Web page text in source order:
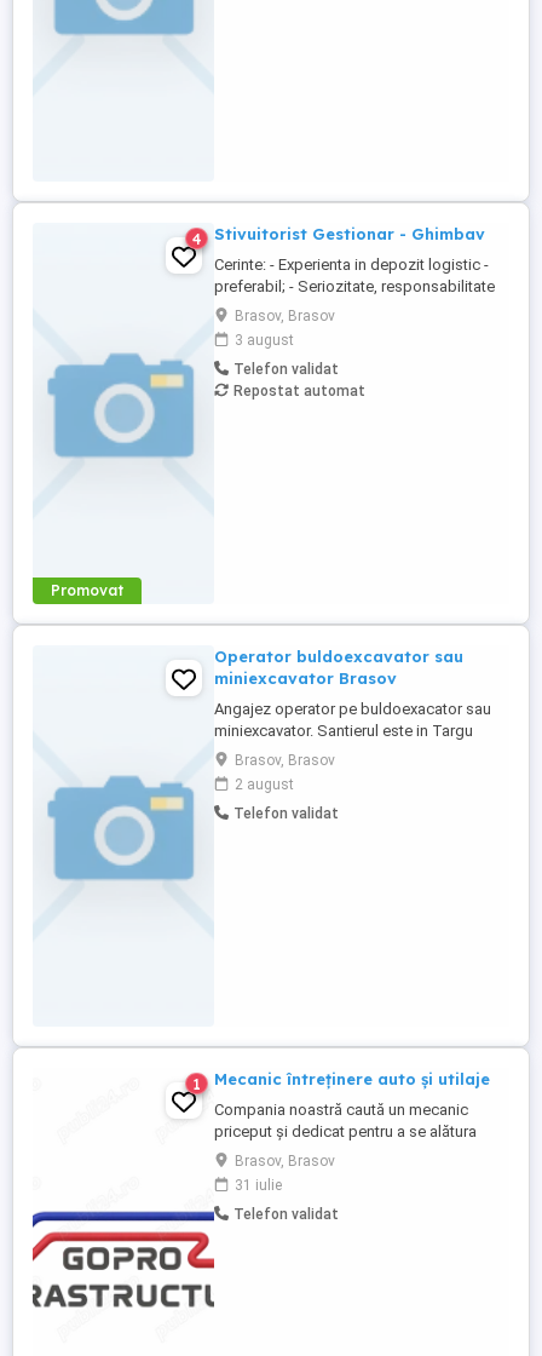
Promovat
4 Stivuitorist Gestionar - Ghimbav
Cerinte: - Experienta in depozit logistic -
preferabil; - Seriozitate, responsabilitate
și implicare; - Rezistenta la efort fizic; -
Posesor autorizatie ISCIR reprezinta
avantaj. Activitate: - Respectarea
procedurilor operaţionale la nivel de
depozit; - Manipularea cutiilor in depozit
Brasov, Brasov
3 august
Telefon validat
Repostat automat
Operator buldoexcavator sau
miniexcavator Brasov
Angajez operator pe buldoexacator sau
miniexcavator. Santierul este in Targu
Secuiesc si se face naveta zilnic din
Brasov. Se lucreaza 5 zile pe saptamana.
Brasov, Brasov
2 august
Telefon validat
1 Mecanic întreținere auto și utilaje
Compania noastră caută un mecanic
priceput și dedicat pentru a se alătura
echipei noastre în departamentul de
întreținere auto și utilaje. Dacă ai o
pasiune pentru utilaje, și ești expert în
diagnosticarea și remedierea
Brasov, Brasov
31 iulie
Telefon validat